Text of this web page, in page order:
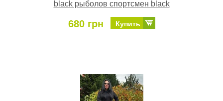
black рыболов спортсмен black
680 грн Купить